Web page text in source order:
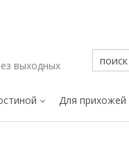
выходных
Для прихожей